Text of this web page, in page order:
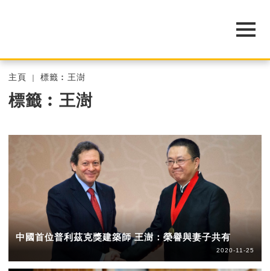
主頁 標籤︰王澍
標籤︰王澍
中國首位普利茲克獎建築師 王澍：榮譽與妻子共有
2020-11-25